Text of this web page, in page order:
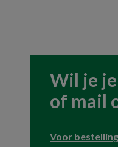
Wil je
of mail
Voor